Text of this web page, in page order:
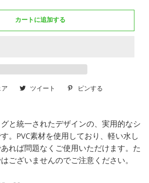
カートに追加する
Facebook
シ
ェ
ア
す
ツイート
Twitter
稿
す
る
ピンする
ピ
ン
す
る
と統一されたデザインの、実用的なシ
。PVC素材を使用しており、軽い水し
れば問題なくご使用いただけます。た
ございませんのでご注意ください。